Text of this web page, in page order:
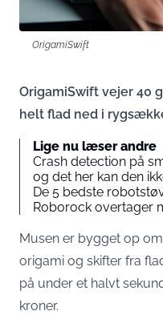
OrigamiSwift
OrigamiSwift vejer 40
helt flad ned i
Lige nu læser andre
Crash detection på
og det her kan den
De 5 bedste
Roborock overtager
Musen er bygget op
origami og skifter fra
på under et halvt
kroner.